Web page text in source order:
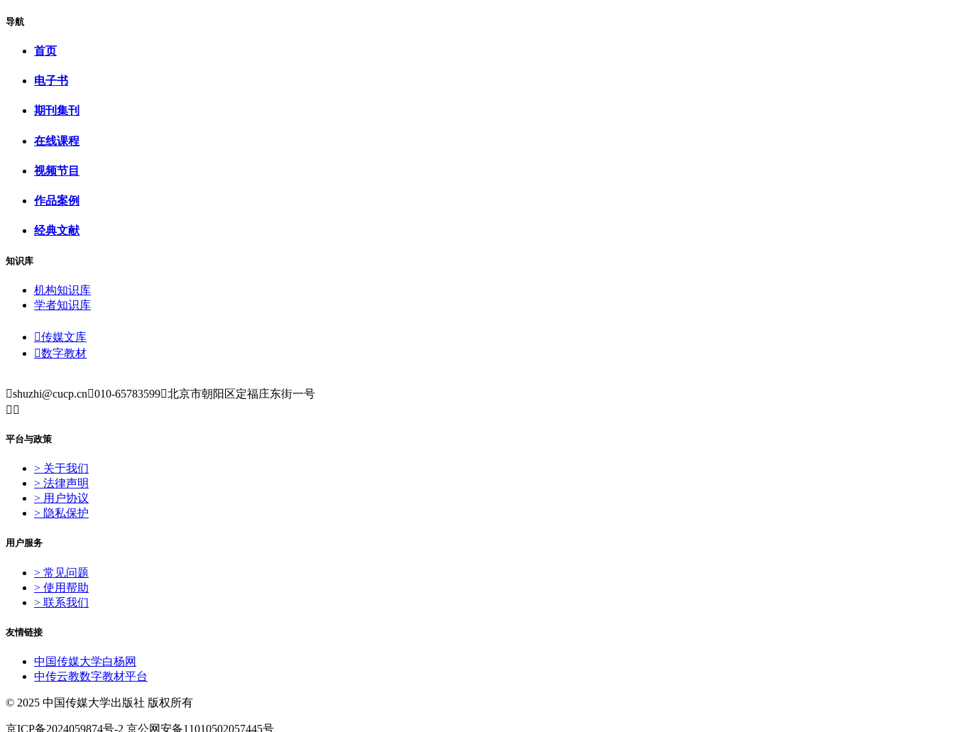
导航
首页
电子书
期刊集刊
在线课程
视频节目
作品案例
经典文献
知识库
机构知识库
学者知识库
传媒文库
数字教材
shuzhi@cucp.cn010-65783599北京市朝阳区定福庄东街一号
 
平台与政策
> 关于我们
> 法律声明
> 用户协议
> 隐私保护
用户服务
> 常见问题
> 使用帮助
> 联系我们
友情链接
中国传媒大学白杨网
中传云教数字教材平台
© 2025 中国传媒大学出版社 版权所有
京ICP备2024059874号-2 京公网安备11010502057445号